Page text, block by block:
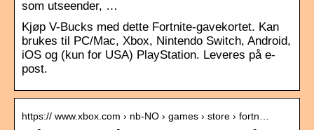
som utseender, …
Kjøp V-Bucks med dette Fortnite-gavekortet. Kan
brukes til PC/Mac, Xbox, Nintendo Switch, Android,
iOS og (kun for USA) PlayStation. Leveres på e-
post.
https:// www.xbox.com › nb-NO › games › store › fortn…